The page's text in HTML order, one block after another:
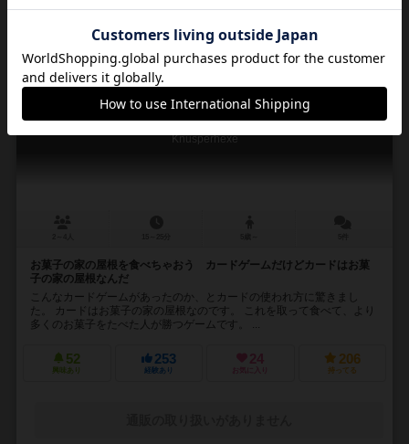
16
お菓子の魔女
Knusperhexe
お菓子の家の屋根を食べちゃおう カードゲームだけどカードはお菓
子の家の屋根なんだ
こんなカードゲームがあったのか、とカードの使われ方に驚きまし
た。 カードはお菓子の家の屋根なのです。 これを取って食べて、より
多くのお菓子をたべた人が勝つゲームです。 ...
52
興味あり
253
経験あり
24
お気に入り
206
持ってる